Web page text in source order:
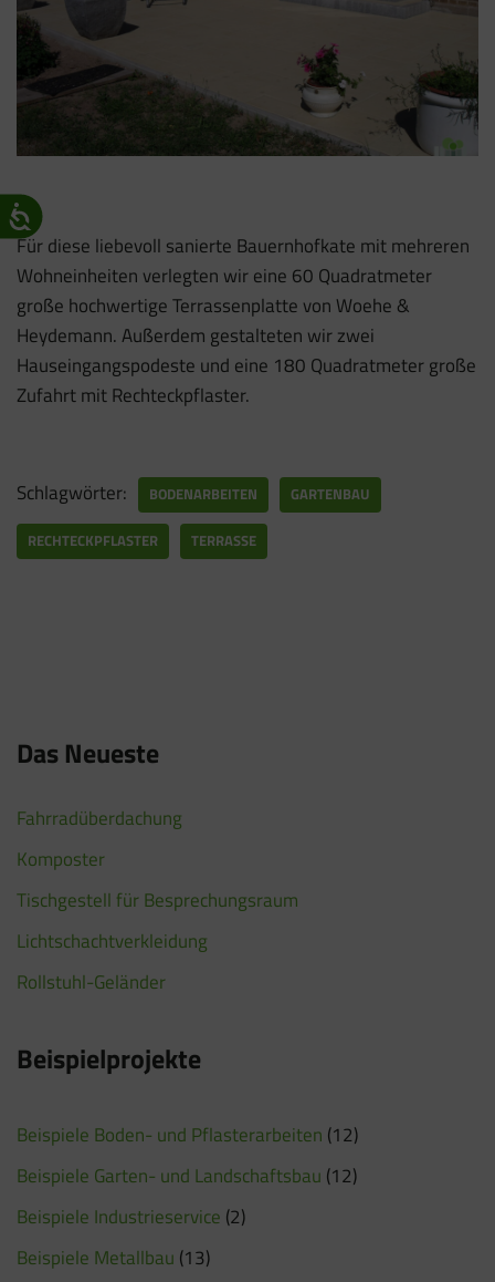
Für diese liebevoll sanierte Bauernhofkate mit mehreren
Wohneinheiten verlegten wir eine 60 Quadratmeter
große hochwertige Terrassenplatte von Woehe &
Heydemann. Außerdem gestalteten wir zwei
Hauseingangspodeste und eine 180 Quadratmeter große
Zufahrt mit Rechteckpflaster.
Schlagwörter: BODENARBEITEN GARTENBAU
RECHTECKPFLASTER TERRASSE
Das Neueste
Fahrradüberdachung
Komposter
Tischgestell für Besprechungsraum
Lichtschachtverkleidung
Rollstuhl-Geländer
Beispielprojekte
Beispiele Boden- und Pflasterarbeiten (12)
Beispiele Garten- und Landschaftsbau (12)
Beispiele Industrieservice (2)
Beispiele Metallbau (13)